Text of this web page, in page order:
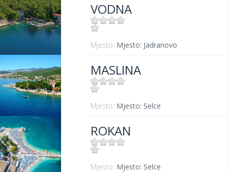
VODNA
Mjesto: Mjesto: Jadranovo
MASLINA
Mjesto: Mjesto: Selce
ROKAN
Mjesto: Mjesto: Selce